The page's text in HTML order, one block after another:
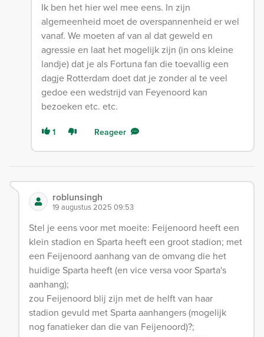
Ik ben het hier wel mee eens. In zijn
algemeenheid moet de overspannenheid er wel
vanaf. We moeten af van al dat geweld en
agressie en laat het mogelijk zijn (in ons kleine
landje) dat je als Fortuna fan die toevallig een
dagje Rotterdam doet dat je zonder al te veel
gedoe een wedstrijd van Feyenoord kan
bezoeken etc. etc.
1 Reageer
roblunsingh
19 augustus 2025 09:53
Stel je eens voor met moeite: Feijenoord heeft een
klein stadion en Sparta heeft een groot stadion; met
een Feijenoord aanhang van de omvang die het
huidige Sparta heeft (en vice versa voor Sparta's
aanhang);
zou Feijenoord blij zijn met de helft van haar
stadion gevuld met Sparta aanhangers (mogelijk
nog fanatieker dan die van Feijenoord)?;